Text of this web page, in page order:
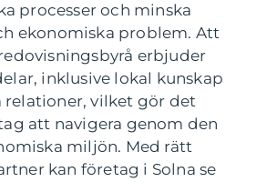
processer och minska
ekonomiska problem. Att
erbjuder
inklusive lokal kunskap
relationer, vilket gör det
att navigera genom den
miljön. Med rätt
kan företag i Solna se